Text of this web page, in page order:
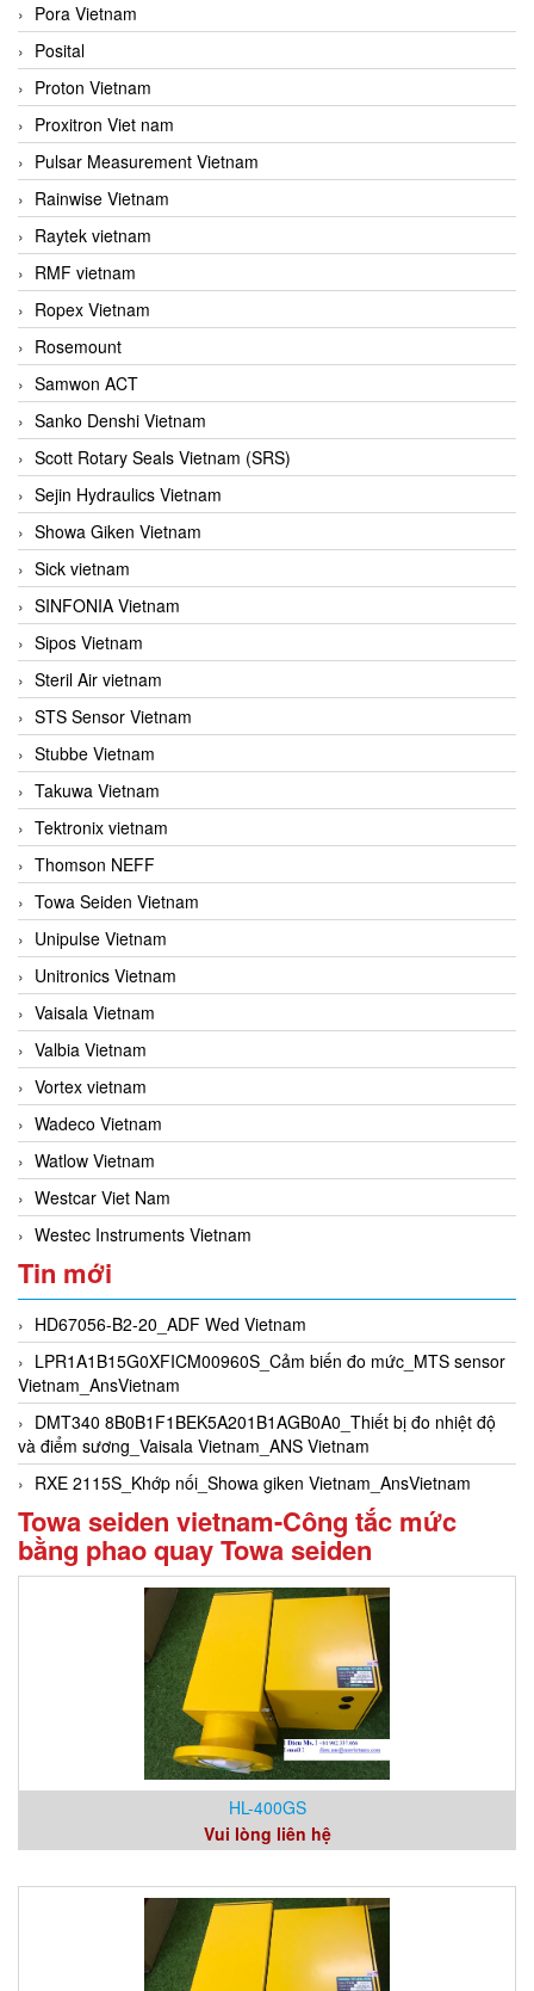
Pora Vietnam
Posital
Proton Vietnam
Proxitron Viet nam
Pulsar Measurement Vietnam
Rainwise Vietnam
Raytek vietnam
RMF vietnam
Ropex Vietnam
Rosemount
Samwon ACT
Sanko Denshi Vietnam
Scott Rotary Seals Vietnam (SRS)
Sejin Hydraulics Vietnam
Showa Giken Vietnam
Sick vietnam
SINFONIA Vietnam
Sipos Vietnam
Steril Air vietnam
STS Sensor Vietnam
Stubbe Vietnam
Takuwa Vietnam
Tektronix vietnam
Thomson NEFF
Towa Seiden Vietnam
Unipulse Vietnam
Unitronics Vietnam
Vaisala Vietnam
Valbia Vietnam
Vortex vietnam
Wadeco Vietnam
Watlow Vietnam
Westcar Viet Nam
Westec Instruments Vietnam
Tin mới
HD67056-B2-20_ADF Wed Vietnam
LPR1A1B15G0XFICM00960S_Cảm biến đo mức_MTS sensor
Vietnam_AnsVietnam
DMT340 8B0B1F1BEK5A201B1AGB0A0_Thiết bị đo nhiệt độ
và điểm sương_Vaisala Vietnam_ANS Vietnam
RXE 2115S_Khớp nối_Showa giken Vietnam_AnsVietnam
Towa seiden vietnam-Công tắc mức
bằng phao quay Towa seiden
HL-400GS
Vui lòng liên hệ